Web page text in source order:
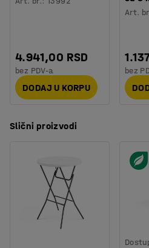
Potrebno je sklapanje
4.941,00 RSD
bez PDV-a
DODAJ U KORPU
Art.
bez
Slični proizvodi